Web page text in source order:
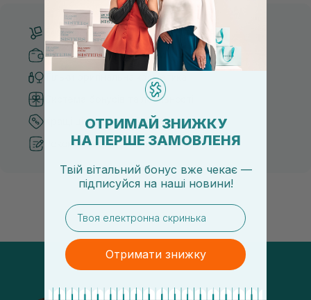
Безкоштовна доставка від 3000 UAH
Безпечні способи оплати
Тільки оригінальна косметика
Система бонусів та лояльності
Кращі ціни та топ товари
Рекомендації від косметологів
ОТРИМАЙ ЗНИЖКУ
НА ПЕРШЕ ЗАМОВЛЕНЯ
Твій вітальний бонус вже чекає —
підписуйся на наші новини!
email
Отримати знижку